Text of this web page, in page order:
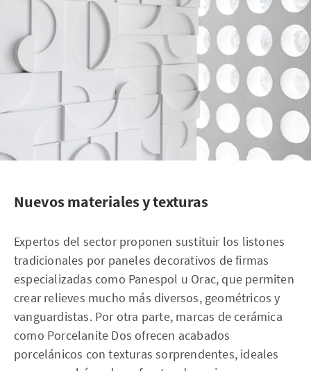
Nuevos materiales y texturas
Expertos del sector proponen sustituir los listones
tradicionales por paneles decorativos de firmas
especializadas como Panespol u Orac, que permiten
crear relieves mucho más diversos, geométricos y
vanguardistas. Por otra parte, marcas de cerámica
como Porcelanite Dos ofrecen acabados
porcelánicos con texturas sorprendentes, ideales